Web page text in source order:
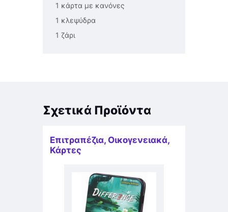
1 κάρτα με κανόνες
1 κλεψύδρα
1 ζάρι
Σχετικά Προϊόντα
Επιτραπέζια, Οικογενειακά,
Κάρτες